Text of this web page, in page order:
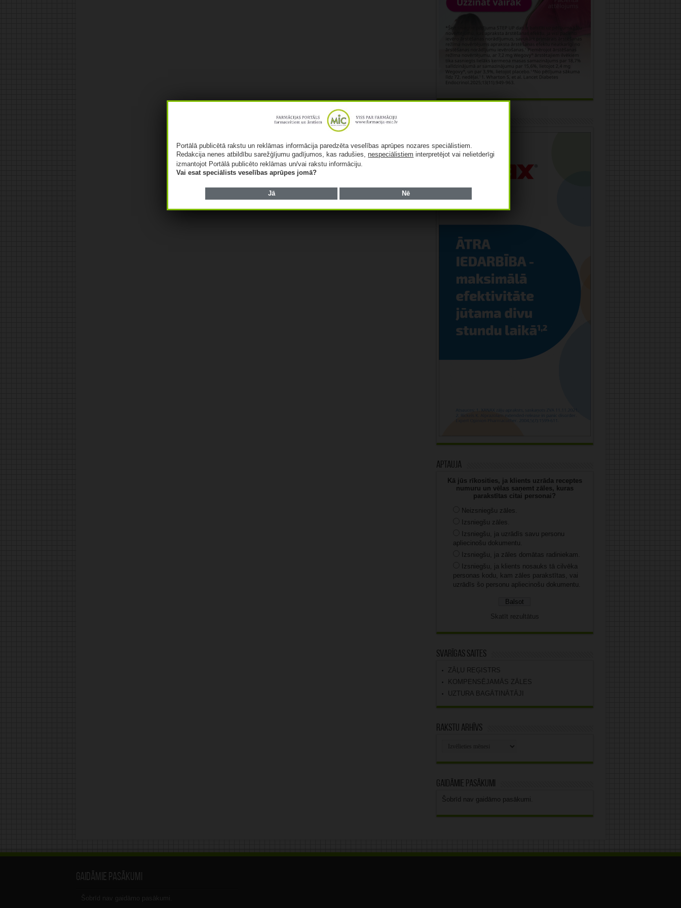
Aptauja
Kā jūs rīkosities, ja klients uzrāda receptes
numuru un vēlas saņemt zāles, kuras
parakstītas citai personai?
Neizsniegšu zāles.
Izsniegšu zāles.
Izsniegšu, ja uzrādīs savu personu
apliecinošu dokumentu.
Izsniegšu, ja zāles domātas radiniekam.
Izsniegšu, ja klients nosauks tā cilvēka
personas kodu, kam zāles parakstītas, vai
uzrādīs šo personu apliecinošu dokumentu.
Skatīt rezultātus
Svarīgas saites
ZĀĻU REĢISTRS
KOMPENSĒJAMĀS ZĀLES
UZTURA BAGĀTINĀTĀJI
Rakstu arhīvs
Gaidāmie pasākumi
Šobrīd nav gaidāmo pasākumi.
Gaidāmie pasākumi
Šobrīd nav gaidāmo pasākumi.
Portālā publicētā rakstu un reklāmas informācija paredzēta veselības aprūpes nozares speciālistiem.
Redakcija nenes atbildību sarežģījumu gadījumos, kas radušies,nespeciālistiem interpretējot vai nelietderīgi
izmantojot Portālā publicēto reklāmas un/vai rakstu informāciju.
Vai esat speciālists veselības aprūpes jomā?
Jā Nē